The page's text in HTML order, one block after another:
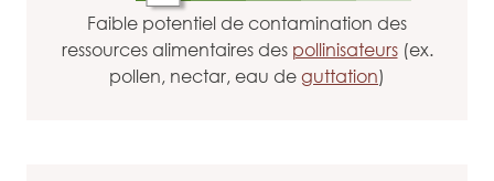
Faible potentiel de contamination des
ressources alimentaires des pollinisateurs(ex.
pollen, nectar, eau de guttation)